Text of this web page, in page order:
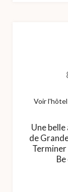
Voir
Une
de